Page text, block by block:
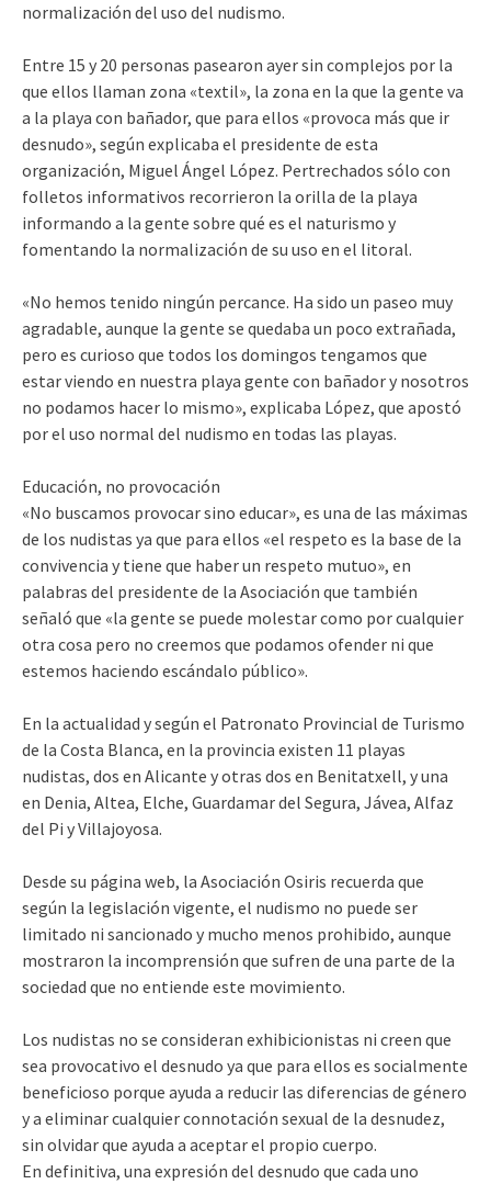
normalización del uso del nudismo.
Entre 15 y 20 personas pasearon ayer sin complejos por la
que ellos llaman zona «textil», la zona en la que la gente va
a la playa con bañador, que para ellos «provoca más que ir
desnudo», según explicaba el presidente de esta
organización, Miguel Ángel López. Pertrechados sólo con
folletos informativos recorrieron la orilla de la playa
informando a la gente sobre qué es el naturismo y
fomentando la normalización de su uso en el litoral.
«No hemos tenido ningún percance. Ha sido un paseo muy
agradable, aunque la gente se quedaba un poco extrañada,
pero es curioso que todos los domingos tengamos que
estar viendo en nuestra playa gente con bañador y nosotros
no podamos hacer lo mismo», explicaba López, que apostó
por el uso normal del nudismo en todas las playas.
Educación, no provocación
«No buscamos provocar sino educar», es una de las máximas
de los nudistas ya que para ellos «el respeto es la base de la
convivencia y tiene que haber un respeto mutuo», en
palabras del presidente de la Asociación que también
señaló que «la gente se puede molestar como por cualquier
otra cosa pero no creemos que podamos ofender ni que
estemos haciendo escándalo público».
En la actualidad y según el Patronato Provincial de Turismo
de la Costa Blanca, en la provincia existen 11 playas
nudistas, dos en Alicante y otras dos en Benitatxell, y una
en Denia, Altea, Elche, Guardamar del Segura, Jávea, Alfaz
del Pi y Villajoyosa.
Desde su página web, la Asociación Osiris recuerda que
según la legislación vigente, el nudismo no puede ser
limitado ni sancionado y mucho menos prohibido, aunque
mostraron la incomprensión que sufren de una parte de la
sociedad que no entiende este movimiento.
Los nudistas no se consideran exhibicionistas ni creen que
sea provocativo el desnudo ya que para ellos es socialmente
beneficioso porque ayuda a reducir las diferencias de género
y a eliminar cualquier connotación sexual de la desnudez,
sin olvidar que ayuda a aceptar el propio cuerpo.
En definitiva, una expresión del desnudo que cada uno